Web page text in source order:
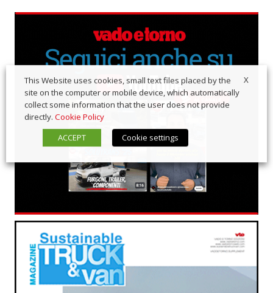
X
This Website uses cookies, small text files placed by the
site on the computer or mobile device, which automatically
collect some information that the user does not provide
directly. Cookie Policy
ACCEPT
Cookie settings